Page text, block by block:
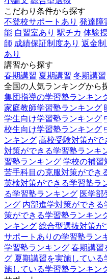
こだわり条件から探す
不登校サポートあり 発達障
能 自習室あり 駅チカ 体験
師 成績保証制度あり 返金制
あり
講習から探す
春期講習 夏期講習 冬期講習
全国の人気ランキングから
集団指導の学習塾ランキン
家庭教師学習塾ランキング
学生向け学習塾ランキング
校生向け学習塾ランキング
ンキング 高校受験対策がで
対策ができる学習塾ランキ
習塾ランキング 学校の補習
苦手科目の克服対策ができ
英検対策ができる学習塾ラ
る学習塾ランキング 医学部
ング 内部進学対策ができ
策ができる学習塾ランキン
ンキング 総合型選抜対策が
サポートありの学習塾ラン
学習塾ランキング 春期講習
グ 夏期講習を実施してい
施している学習塾ランキン